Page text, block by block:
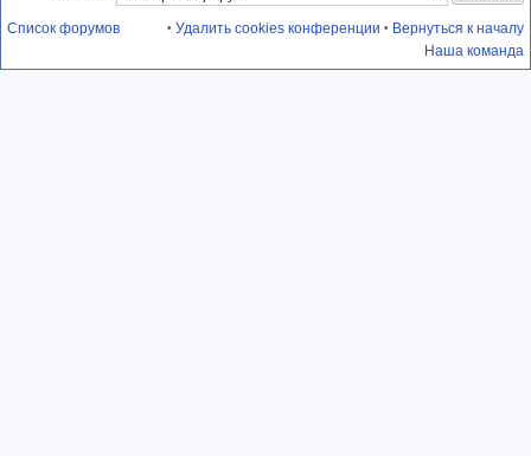
Список форумов • Вернуться к началу
• Удалить cookies конференции
Наша команда